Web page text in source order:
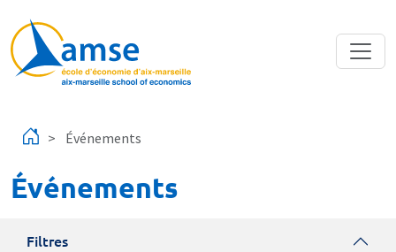
Événements
Événements
Filtres